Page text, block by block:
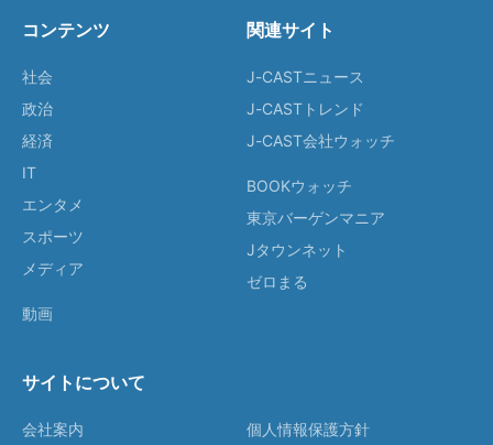
コンテンツ
社会
政治
経済
IT
エンタメ
スポーツ
メディア
動画
関連サイト
J-CASTニュース
J-CASTトレンド
J-CAST会社ウォッチ
BOOKウォッチ
東京バーゲンマニア
Jタウンネット
ゼロまる
サイトについて
会社案内
個人情報保護方針